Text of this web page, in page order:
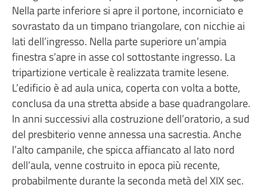
Nella parte inferiore si apre il portone, incorniciato e
sovrastato da un timpano triangolare, con nicchie ai
lati dell’ingresso. Nella parte superiore un’ampia
finestra s’apre in asse col sottostante ingresso. La
tripartizione verticale è realizzata tramite lesene.
L’edificio è ad aula unica, coperta con volta a botte,
conclusa da una stretta abside a base quadrangolare.
In anni successivi alla costruzione dell’oratorio, a sud
del presbiterio venne annessa una sacrestia. Anche
l’alto campanile, che spicca affiancato al lato nord
dell’aula, venne costruito in epoca più recente,
probabilmente durante la seconda metà del XIX sec.